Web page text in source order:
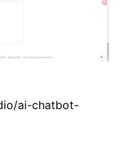
ai-chatbot-